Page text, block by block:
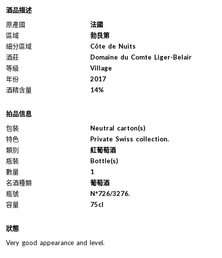
酒品描述
原產國
法國
區域
勃艮第
細分區域
Côte de Nuits
酒莊
Domaine du Comte Liger-Belair
等級
Village
年份
2017
酒精含量
14%
拍品信息
包裝
Neutral carton(s)
特色
Private Swiss collection.
類別
紅葡萄酒
瓶裝
Bottle(s)
數量
1
名酒種類
葡萄酒
瓶號
N°726/3276.
容量
75cl
狀態
Very good appearance and level.